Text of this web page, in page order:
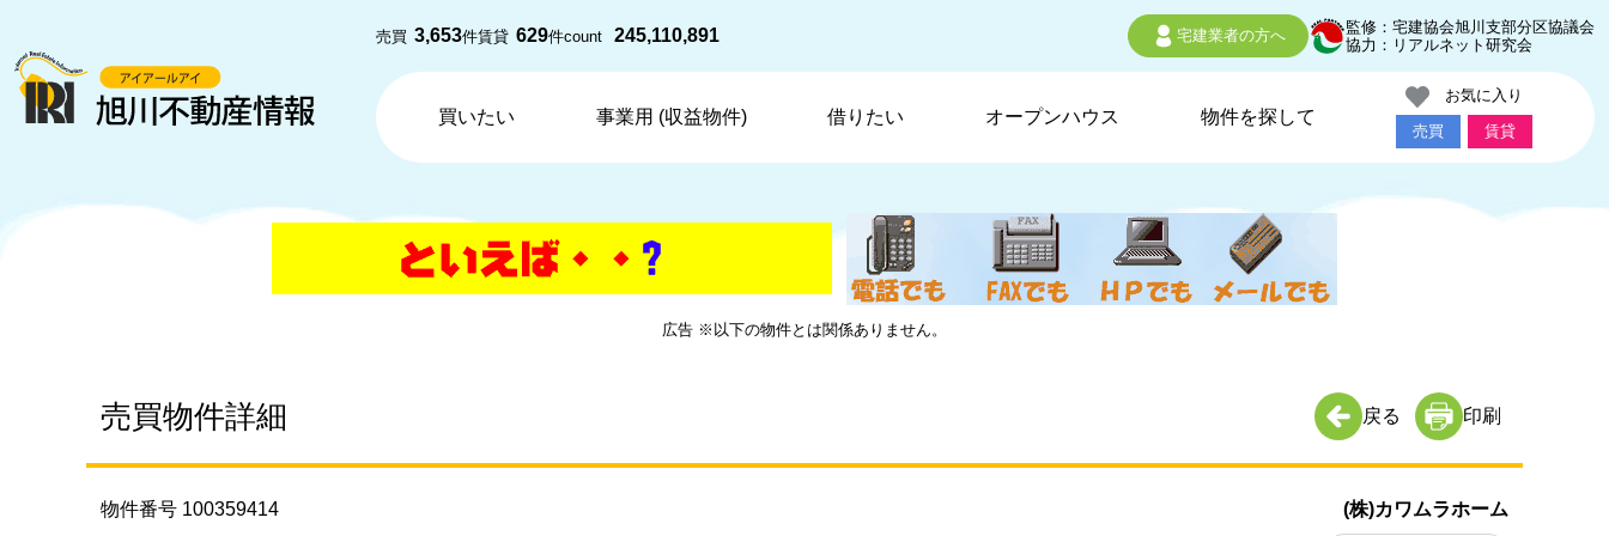
売買 3,653件賃貸 629件count 245,110,891 宅建業者の方へ
監修：宅建協会旭川支部分区協議会
協力：リアルネット研究会
買いたい 事業用 (収益物件) 借りたい オープンハウス 物件を探して
お気に入り
売買
賃貸
広告 ※以下の物件とは関係ありません。
売買物件詳細 戻る 印刷
物件番号 100359414 (株)カワムラホーム